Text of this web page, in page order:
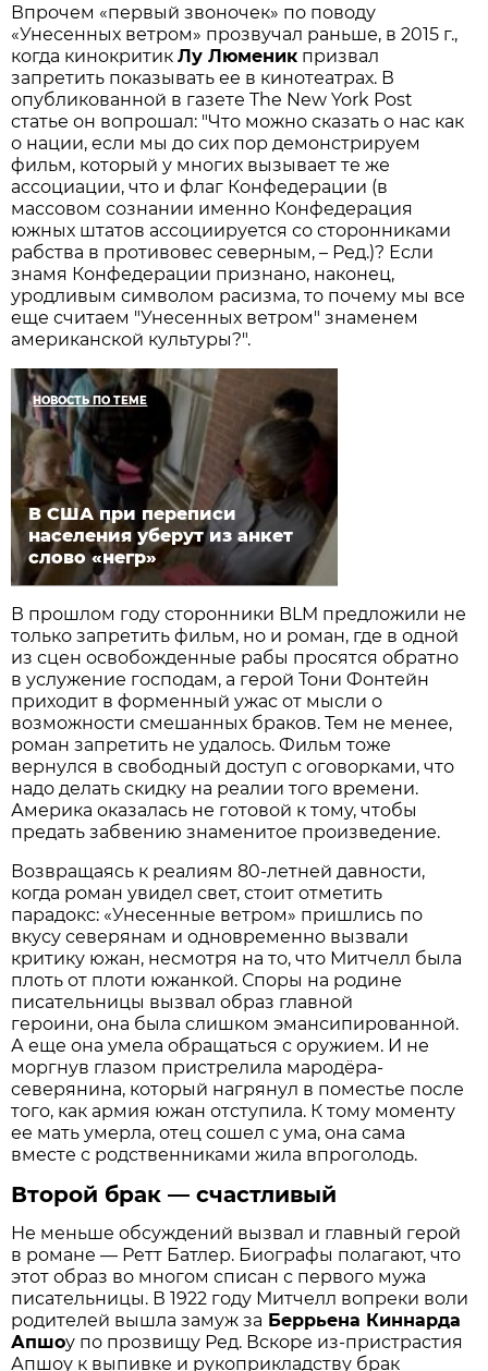
Впрочем «первый звоночек» по поводу
«Унесенных ветром» прозвучал раньше, в 2015 г.,
когда кинокритикЛу Люменик призвал
запретить показывать ее в кинотеатрах. В
опубликованной в газете The New York Post
статье он вопрошал: "Что можно сказать о нас как
о нации, если мы до сих пор демонстрируем
фильм, который у многих вызывает те же
ассоциации, что и флаг Конфедерации (в
массовом сознании именно Конфедерация
южных штатов ассоциируется со сторонниками
рабства в противовес северным, – Ред.)? Если
знамя Конфедерации признано, наконец,
уродливым символом расизма, то почему мы все
еще считаем "Унесенных ветром" знаменем
американской культуры?".
НОВОСТЬ ПО ТЕМЕ
В США при переписи
населения уберут из анкет
слово «негр»
В прошлом году сторонники BLM предложили не
только запретить фильм, но и роман, где в одной
из сцен освобожденные рабы просятся обратно
в услужение господам, а герой Тони Фонтейн
приходит в форменный ужас от мысли о
возможности смешанных браков. Тем не менее,
роман запретить не удалось. Фильм тоже
вернулся в свободный доступ с оговорками, что
надо делать скидку на реалии того времени.
Америка оказалась не готовой к тому, чтобы
предать забвению знаменитое произведение.
Возвращаясь к реалиям 80-летней давности,
когда роман увидел свет, стоит отметить
парадокс: «Унесенные ветром» пришлись по
вкусу северянам и одновременно вызвали
критику южан, несмотря на то, что Митчелл была
плоть от плоти южанкой. Споры на родине
писательницы вызвал образ главной
героини, она была слишком эмансипированной.
А еще она умела обращаться с оружием. И не
моргнув глазом пристрелила мародёра-
северянина, который нагрянул в поместье после
того, как армия южан отступила. К тому моменту
ее мать умерла, отец сошел с ума, она сама
вместе с родственниками жила впроголодь.
Второй брак — счастливый
Не меньше обсуждений вызвал и главный герой
в романе — Ретт Батлер. Биографы полагают, что
этот образ во многом списан с первого мужа
писательницы. В 1922 году Митчелл вопреки воли
родителей вышла замуж за Беррьена Киннарда
Апшоу по прозвищу Ред. Вскоре из-пристрастия
Апшоу к выпивке и рукоприкладству брак